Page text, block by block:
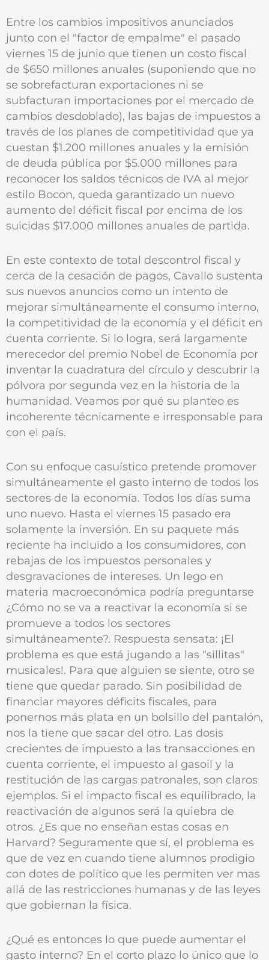
Entre los cambios impositivos anunciados
junto con el "factor de empalme" el pasado
viernes 15 de junio que tienen un costo fiscal
de $650 millones anuales (suponiendo que no
se sobrefacturan exportaciones ni se
subfacturan importaciones por el mercado de
cambios desdoblado), las bajas de impuestos a
través de los planes de competitividad que ya
cuestan $1.200 millones anuales y la emisión
de deuda pública por $5.000 millones para
reconocer los saldos técnicos de IVA al mejor
estilo Bocon, queda garantizado un nuevo
aumento del déficit fiscal por encima de los
suicidas $17.000 millones anuales de partida.
En este contexto de total descontrol fiscal y
cerca de la cesación de pagos, Cavallo sustenta
sus nuevos anuncios como un intento de
mejorar simultáneamente el consumo interno,
la competitividad de la economía y el déficit en
cuenta corriente. Si lo logra, será largamente
merecedor del premio Nobel de Economía por
inventar la cuadratura del círculo y descubrir la
pólvora por segunda vez en la historia de la
humanidad. Veamos por qué su planteo es
incoherente técnicamente e irresponsable para
con el país.
Con su enfoque casuístico pretende promover
simultáneamente el gasto interno de todos los
sectores de la economía. Todos los días suma
uno nuevo. Hasta el viernes 15 pasado era
solamente la inversión. En su paquete más
reciente ha incluido a los consumidores, con
rebajas de los impuestos personales y
desgravaciones de intereses. Un lego en
materia macroeconómica podría preguntarse
¿Cómo no se va a reactivar la economía si se
promueve a todos los sectores
simultáneamente?. Respuesta sensata: ¡El
problema es que está jugando a las "sillitas"
musicales!. Para que alguien se siente, otro se
tiene que quedar parado. Sin posibilidad de
financiar mayores déficits fiscales, para
ponernos más plata en un bolsillo del pantalón,
nos la tiene que sacar del otro. Las dosis
crecientes de impuesto a las transacciones en
cuenta corriente, el impuesto al gasoil y la
restitución de las cargas patronales, son claros
ejemplos. Si el impacto fiscal es equilibrado, la
reactivación de algunos será la quiebra de
otros. ¿Es que no enseñan estas cosas en
Harvard? Seguramente que sí, el problema es
que de vez en cuando tiene alumnos prodigio
con dotes de político que les permiten ver mas
allá de las restricciones humanas y de las leyes
que gobiernan la física.
¿Qué es entonces lo que puede aumentar el
gasto interno? En el corto plazo lo único que lo